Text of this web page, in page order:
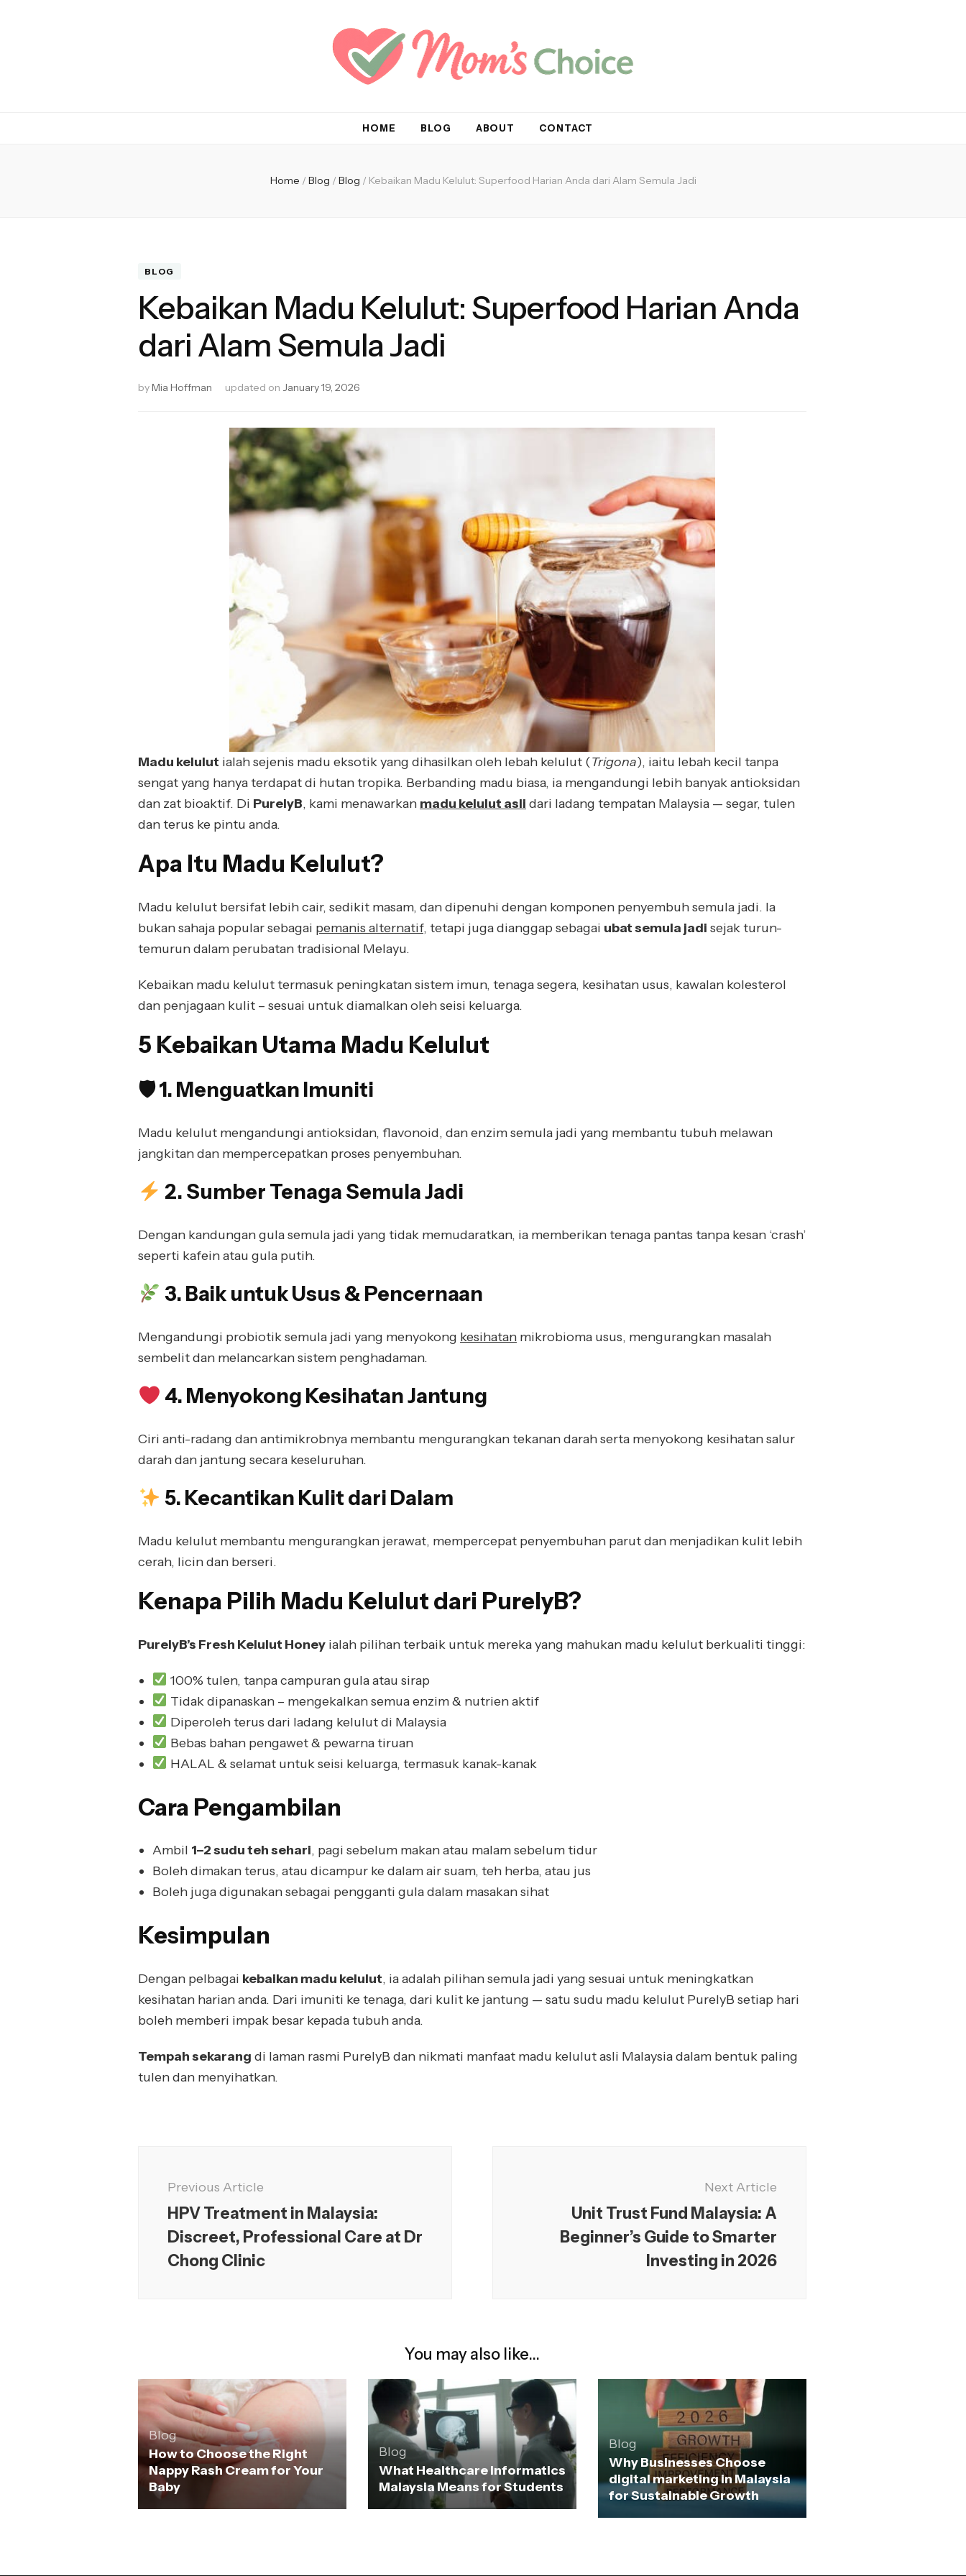
HOME BLOG ABOUT CONTACT
Home / Blog / Blog / Kebaikan Madu Kelulut: Superfood Harian Anda dari Alam Semula Jadi
BLOG
Kebaikan Madu Kelulut: Superfood Harian Anda
dari Alam Semula Jadi
byMia Hoffman updated on January 19, 2026
Madu kelulut ialah sejenis madu eksotik yang dihasilkan oleh lebah kelulut (Trigona), iaitu lebah kecil tanpa
sengat yang hanya terdapat di hutan tropika. Berbanding madu biasa, ia mengandungi lebih banyak antioksidan
dan zat bioaktif. Di PurelyB, kami menawarkan madu kelulut asli dari ladang tempatan Malaysia — segar, tulen
dan terus ke pintu anda.
Apa Itu Madu Kelulut?
Madu kelulut bersifat lebih cair, sedikit masam, dan dipenuhi dengan komponen penyembuh semula jadi. Ia
bukan sahaja popular sebagai pemanis alternatif, tetapi juga dianggap sebagai ubat semula jadi sejak turun-
temurun dalam perubatan tradisional Melayu.
Kebaikan madu kelulut termasuk peningkatan sistem imun, tenaga segera, kesihatan usus, kawalan kolesterol
dan penjagaan kulit – sesuai untuk diamalkan oleh seisi keluarga.
5 Kebaikan Utama Madu Kelulut
🛡 1. Menguatkan Imuniti
Madu kelulut mengandungi antioksidan, flavonoid, dan enzim semula jadi yang membantu tubuh melawan
jangkitan dan mempercepatkan proses penyembuhan.
2. Sumber Tenaga Semula Jadi
Dengan kandungan gula semula jadi yang tidak memudaratkan, ia memberikan tenaga pantas tanpa kesan ‘crash’
seperti kafein atau gula putih.
3. Baik untuk Usus & Pencernaan
Mengandungi probiotik semula jadi yang menyokong kesihatan mikrobioma usus, mengurangkan masalah
sembelit dan melancarkan sistem penghadaman.
4. Menyokong Kesihatan Jantung
Ciri anti-radang dan antimikrobnya membantu mengurangkan tekanan darah serta menyokong kesihatan salur
darah dan jantung secara keseluruhan.
5. Kecantikan Kulit dari Dalam
Madu kelulut membantu mengurangkan jerawat, mempercepat penyembuhan parut dan menjadikan kulit lebih
cerah, licin dan berseri.
Kenapa Pilih Madu Kelulut dari PurelyB?
PurelyB’s Fresh Kelulut Honey ialah pilihan terbaik untuk mereka yang mahukan madu kelulut berkualiti tinggi:
100% tulen, tanpa campuran gula atau sirap
Tidak dipanaskan – mengekalkan semua enzim & nutrien aktif
Diperoleh terus dari ladang kelulut di Malaysia
Bebas bahan pengawet & pewarna tiruan
HALAL & selamat untuk seisi keluarga, termasuk kanak-kanak
Cara Pengambilan
Ambil 1–2 sudu teh sehari, pagi sebelum makan atau malam sebelum tidur
Boleh dimakan terus, atau dicampur ke dalam air suam, teh herba, atau jus
Boleh juga digunakan sebagai pengganti gula dalam masakan sihat
Kesimpulan
Dengan pelbagai kebaikan madu kelulut, ia adalah pilihan semula jadi yang sesuai untuk meningkatkan
kesihatan harian anda. Dari imuniti ke tenaga, dari kulit ke jantung — satu sudu madu kelulut PurelyB setiap hari
boleh memberi impak besar kepada tubuh anda.
Tempah sekarang di laman rasmi PurelyB dan nikmati manfaat madu kelulut asli Malaysia dalam bentuk paling
tulen dan menyihatkan.
Previous Article
HPV Treatment in Malaysia:
Discreet, Professional Care at Dr
Chong Clinic
Next Article
Unit Trust Fund Malaysia: A
Beginner’s Guide to Smarter
Investing in 2026
You may also like...
Blog
How to Choose the Right
Nappy Rash Cream for Your
Baby
Blog
What Healthcare Informatics
Malaysia Means for Students
Blog
Why Businesses Choose
digital marketing in Malaysia
for Sustainable Growth